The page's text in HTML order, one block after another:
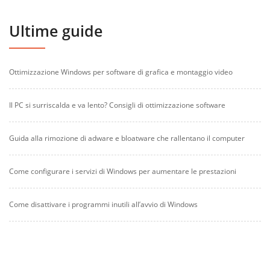
Ultime guide
Ottimizzazione Windows per software di grafica e montaggio video
Il PC si surriscalda e va lento? Consigli di ottimizzazione software
Guida alla rimozione di adware e bloatware che rallentano il computer
Come configurare i servizi di Windows per aumentare le prestazioni
Come disattivare i programmi inutili all’avvio di Windows